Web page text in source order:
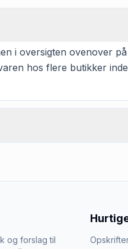
i oversigten ovenover
hos flere butikker
og forslag til